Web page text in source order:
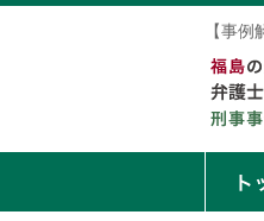
【事